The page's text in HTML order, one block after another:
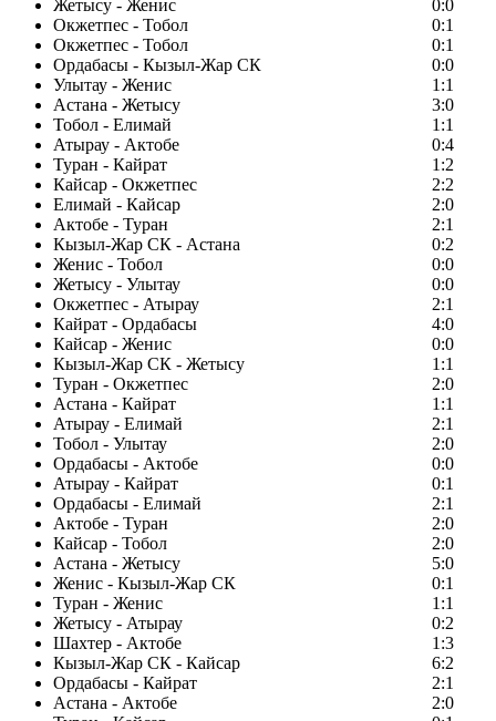
Жетысу - Женис
0:0
Окжетпес - Тобол
0:1
Окжетпес - Тобол
0:1
Ордабасы - Кызыл-Жар СК
0:0
Улытау - Женис
1:1
Астана - Жетысу
3:0
Тобол - Елимай
1:1
Атырау - Актобе
0:4
Туран - Кайрат
1:2
Кайсар - Окжетпес
2:2
Елимай - Кайсар
2:0
Актобе - Туран
2:1
Кызыл-Жар СК - Астана
0:2
Женис - Тобол
0:0
Жетысу - Улытау
0:0
Окжетпес - Атырау
2:1
Кайрат - Ордабасы
4:0
Кайсар - Женис
0:0
Кызыл-Жар СК - Жетысу
1:1
Туран - Окжетпес
2:0
Астана - Кайрат
1:1
Атырау - Елимай
2:1
Тобол - Улытау
2:0
Ордабасы - Актобе
0:0
Атырау - Кайрат
0:1
Ордабасы - Елимай
2:1
Актобе - Туран
2:0
Кайсар - Тобол
2:0
Астана - Жетысу
5:0
Женис - Кызыл-Жар СК
0:1
Туран - Женис
1:1
Жетысу - Атырау
0:2
Шахтер - Актобе
1:3
Кызыл-Жар СК - Кайсар
6:2
Ордабасы - Кайрат
2:1
Астана - Актобе
2:0